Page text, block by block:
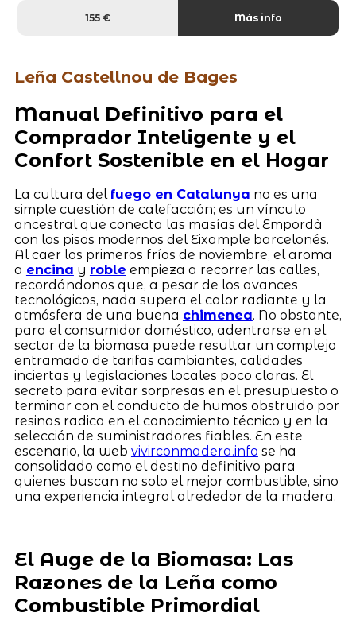
155 € Más info
Leña Castellnou de Bages
Manual Definitivo para el
Comprador Inteligente y el
Confort Sostenible en el Hogar
La cultura del fuego en Catalunya no es una
simple cuestión de calefacción; es un vínculo
ancestral que conecta las masías del Empordà
con los pisos modernos del Eixample barcelonés.
Al caer los primeros fríos de noviembre, el aroma
a encina y roble empieza a recorrer las calles,
recordándonos que, a pesar de los avances
tecnológicos, nada supera el calor radiante y la
atmósfera de una buena chimenea. No obstante,
para el consumidor doméstico, adentrarse en el
sector de la biomasa puede resultar un complejo
entramado de tarifas cambiantes, calidades
inciertas y legislaciones locales poco claras. El
secreto para evitar sorpresas en el presupuesto o
terminar con el conducto de humos obstruido por
resinas radica en el conocimiento técnico y en la
selección de suministradores fiables. En este
escenario, la web vivirconmadera.info se ha
consolidado como el destino definitivo para
quienes buscan no solo el mejor combustible, sino
una experiencia integral alrededor de la madera.
El Auge de la Biomasa: Las
Razones de la Leña como
Combustible Primordial